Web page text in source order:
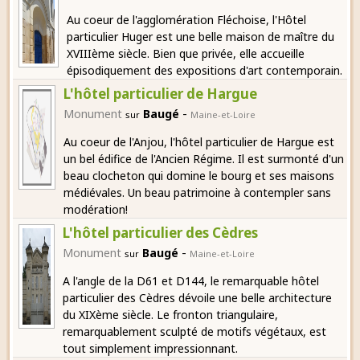
Au coeur de l'agglomération Fléchoise, l'Hôtel
particulier Huger est une belle maison de maître du
XVIIIème siècle. Bien que privée, elle accueille
épisodiquement des expositions d'art contemporain.
L'hôtel particulier de Hargue
Monument sur Baugé - Maine-et-Loire
Au coeur de l'Anjou, l'hôtel particulier de Hargue est
un bel édifice de l'Ancien Régime. Il est surmonté d'un
beau clocheton qui domine le bourg et ses maisons
médiévales. Un beau patrimoine à contempler sans
modération!
L'hôtel particulier des Cèdres
Monument sur Baugé - Maine-et-Loire
A l'angle de la D61 et D144, le remarquable hôtel
particulier des Cèdres dévoile une belle architecture
du XIXème siècle. Le fronton triangulaire,
remarquablement sculpté de motifs végétaux, est
tout simplement impressionnant.